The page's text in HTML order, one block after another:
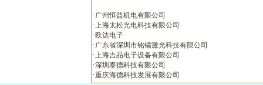
· 广州恒益机电有限公司
·上海太松光电科技有限公司
· 欧达电子
· 广东省深圳市铭镭激光科技有限公司
·上海吉品电子设备有限公司
·深圳泰德科技有限公司
·重庆海德科技发展有限公司